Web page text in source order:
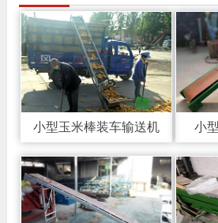
小型玉米棒装车输送机 小